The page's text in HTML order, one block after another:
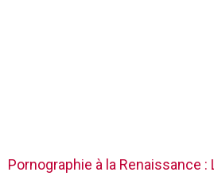
Pornographie à la Renaissance